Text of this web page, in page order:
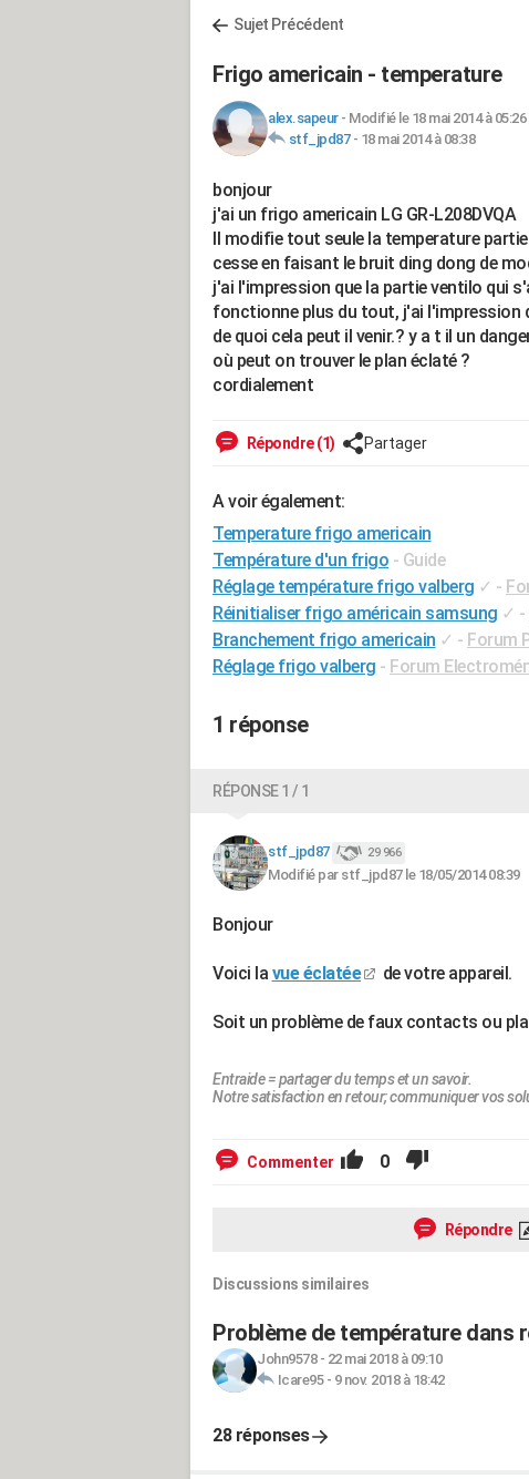
Sujet Précédent
Frigo americain - temperature
alex.sapeur- Modifié le 18 mai 2014 à 05:26
stf_jpd87- 18 mai 2014 à 08:38
bonjour
j'ai un frigo americain LG GR-L208DVQA
Il modifie tout seule la temperature
cesse en faisant le bruit ding dong de
j'ai l'impression que la partie ventilo qui
fonctionne plus du tout, j'ai l'impression
de quoi cela peut il venir.? y a t il un
où peut on trouver le plan éclaté ?
cordialement
Répondre (1) Partager
A voir également:
Temperature frigo americain
Température d'un frigo - Guide
Réglage température frigo valberg ✓ -
Réinitialiser frigo américain samsung ✓ -
Branchement frigo americain ✓ - Forum
Réglage frigo valberg - Forum
1 réponse
RÉPONSE 1 / 1
stf_jpd87 29 966
Modifié par stf_jpd87 le 18/05/2014 08:39
Bonjour
Voici la vue éclatée de votre appareil.
Soit un problème de faux contacts ou
Entraide = partager du temps et un savoir.
Notre satisfaction en retour; communiquer vos
Commenter 0
Répondre
Discussions similaires
Problème de température dans
John9578- 22 mai 2018 à 09:10
Icare95- 9 nov. 2018 à 18:42
28 réponses